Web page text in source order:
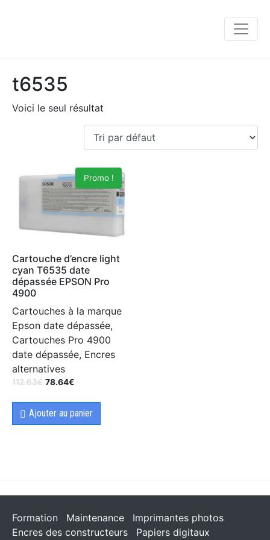
t6535
Voici le seul résultat
Promo !
Cartouche d’encre light
cyan T6535 date
dépassée EPSON Pro
4900
Cartouches à la marque
Epson date dépassée,
Cartouches Pro 4900
date dépassée, Encres
alternatives
112.63€ 78.64€
Ajouter au panier
Formation Maintenance
Imprimantes photos
Encres des constructeurs
Papiers digitaux